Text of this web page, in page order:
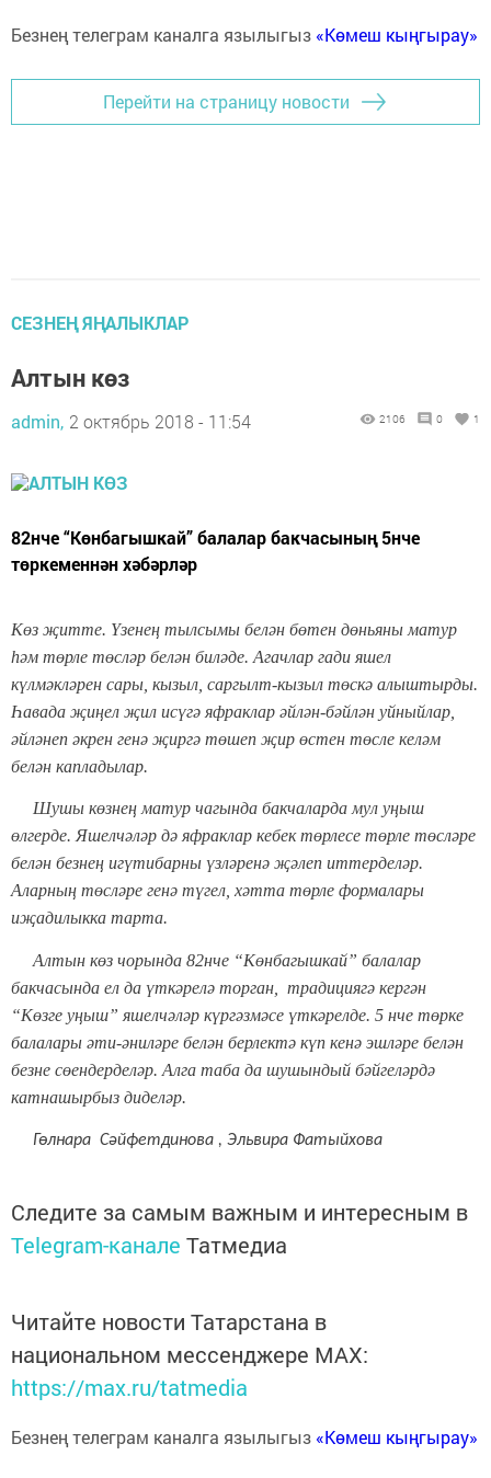
Безнең телеграм каналга язылыгыз «Көмеш кыңгырау»
Перейти на страницу новости
СЕЗНЕҢ ЯҢАЛЫКЛАР
Алтын көз
admin, 2 октябрь 2018 - 11:54 2106 0 1
82нче “Көнбагышкай” балалар бакчасының 5нче
төркеменнән хәбәрләр
Көз җитте. Үзенең тылсымы белән бөтен дөньяны матур
һәм төрле төсләр белән биләде. Агачлар гади яшел
күлмәкләрен сары, кызыл, саргылт-кызыл төскә алыштырды.
Һавада җиңел җил исүгә яфраклар әйлән-бәйлән уйныйлар,
әйләнеп әкрен генә җиргә төшеп җир өстен төсле келәм
белән капладылар.
Шушы көзнең матур чагында бакчаларда мул уңыш
өлгерде. Яшелчәләр дә яфраклар кебек төрлесе төрле төсләре
белән безнең игүтибарны үзләренә җәлеп иттерделәр.
Аларның төсләре генә түгел, хәтта төрле формалары
иҗадилыкка тарта.
Алтын көз чорында 82нче “Көнбагышкай” балалар
бакчасында ел да үткәрелә торган, традициягә кергән
“Көзге уңыш” яшелчәләр күргәзмәсе үткәрелде. 5 нче төрке
балалары әти-әниләре белән берлектә күп кенә эшләре белән
безне сөендерделәр. Алга таба да шушындый бәйгеләрдә
катнашырбыз диделәр.
Гөлнара Сәйфетдинова , Эльвира Фатыйхова
Следите за самым важным и интересным в
Telegram-канале Татмедиа
Читайте новости Татарстана в
национальном мессенджере MАХ:
https://max.ru/tatmedia
Безнең телеграм каналга язылыгыз «Көмеш кыңгырау»